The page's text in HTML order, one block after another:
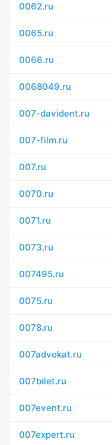
0062.ru
0065.ru
0066.ru
0068049.ru
007-davident.ru
007-film.ru
007.ru
0070.ru
0071.ru
0073.ru
007495.ru
0075.ru
0078.ru
007advokat.ru
007bilet.ru
007event.ru
007expert.ru